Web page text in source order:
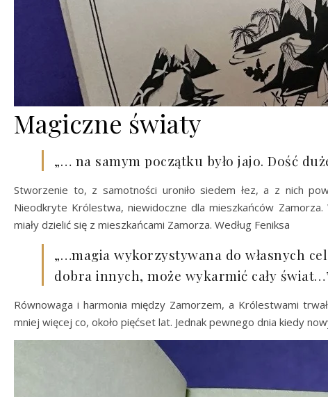
Magiczne światy
„… na samym początku było jajo. Dość
Stworzenie to, z samotności uroniło siedem łez, a z nich
Nieodkryte Królestwa, niewidoczne dla mieszkańców
miały dzielić się z mieszkańcami Zamorza. Według Feniksa
„…magia wykorzystywana do własnych
dobra innych, może wykarmić cały
Równowaga i harmonia między Zamorzem, a Królestwami
mniej więcej co, około pięćset lat. Jednak pewnego dnia kiedy